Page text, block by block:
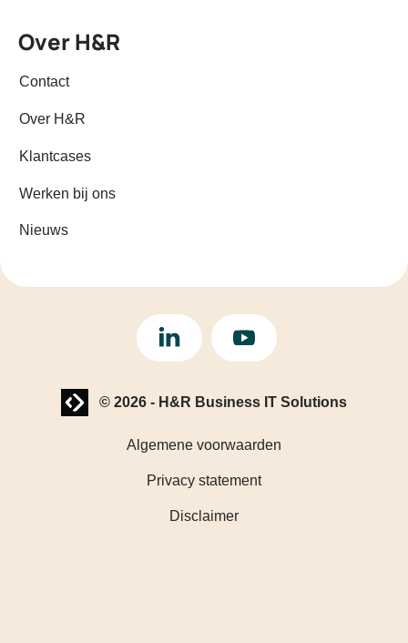
Over H&R
Contact
Over H&R
Klantcases
Werken bij ons
Nieuws
Website laten maken? | Brthmrk
© 2026 - H&R Business IT Solutions
Algemene voorwaarden
Privacy statement
Disclaimer
LinkedIn YouTube